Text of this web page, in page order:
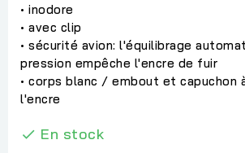
• inodore
• avec clip
• sécurité avion: l'équilibrage
pression empêche l'encre de fuir
• corps blanc / embout et capuchon
l'encre
 En stock